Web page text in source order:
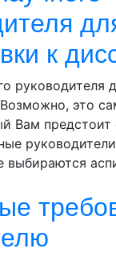
к
руководителя
это
Вам предстоит
выбираются